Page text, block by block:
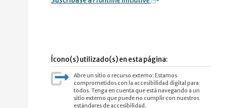
Ícono(s) utilizado(s) en esta página:
Abre un sitio o recurso externo: Estamos
comprometidos con la accesibilidad digital para
todos. Tenga en cuenta que está navegando a un
sitio externo que puede no cumplir con nuestros
estándares de accesibilidad.